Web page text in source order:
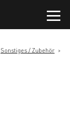
Sonstiges / Zubehör